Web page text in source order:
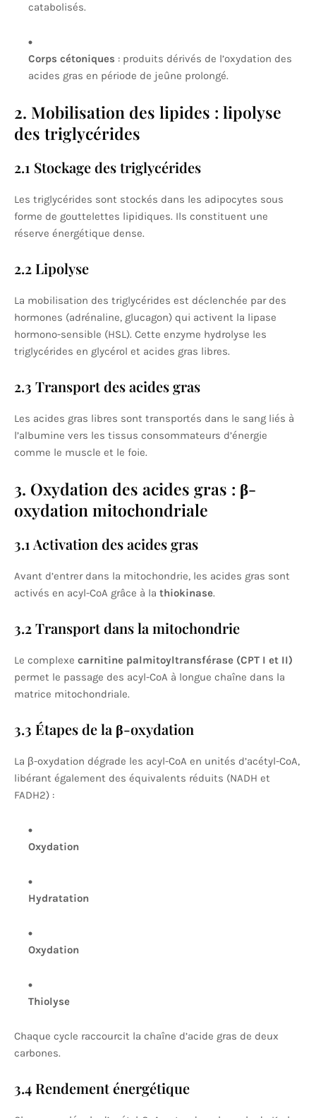
catabolisés.
Corps cétoniques : produits dérivés de l’oxydation des
acides gras en période de jeûne prolongé.
2. Mobilisation des lipides : lipolyse
des triglycérides
2.1 Stockage des triglycérides
Les triglycérides sont stockés dans les adipocytes sous
forme de gouttelettes lipidiques. Ils constituent une
réserve énergétique dense.
2.2 Lipolyse
La mobilisation des triglycérides est déclenchée par des
hormones (adrénaline, glucagon) qui activent la lipase
hormono-sensible (HSL). Cette enzyme hydrolyse les
triglycérides en glycérol et acides gras libres.
2.3 Transport des acides gras
Les acides gras libres sont transportés dans le sang liés à
l’albumine vers les tissus consommateurs d’énergie
comme le muscle et le foie.
3. Oxydation des acides gras : β-
oxydation mitochondriale
3.1 Activation des acides gras
Avant d’entrer dans la mitochondrie, les acides gras sont
activés en acyl-CoA grâce à la thiokinase.
3.2 Transport dans la mitochondrie
Le complexe carnitine palmitoyltransférase (CPT I et II)
permet le passage des acyl-CoA à longue chaîne dans la
matrice mitochondriale.
3.3 Étapes de la β-oxydation
La β-oxydation dégrade les acyl-CoA en unités d’acétyl-CoA,
libérant également des équivalents réduits (NADH et
FADH2) :
Oxydation
Hydratation
Oxydation
Thiolyse
Chaque cycle raccourcit la chaîne d’acide gras de deux
carbones.
3.4 Rendement énergétique